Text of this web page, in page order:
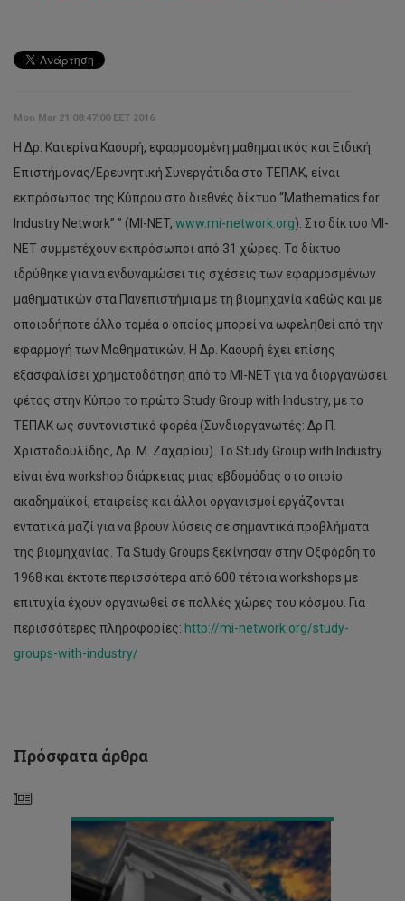
Mon Mar 21 08:47:00 EET 2016
Η Δρ. Κατερίνα Καουρή, εφαρμοσμένη μαθηματικός και Ειδική
Επιστήμονας/Ερευνητική Συνεργάτιδα στο ΤΕΠΑΚ, είναι
εκπρόσωπος της Κύπρου στο διεθνές δίκτυο “Mathematics for
Industry Network” ” (MI-NET, www.mi-network.org). Στο δίκτυο MI-
NET συμμετέχουν εκπρόσωποι από 31 χώρες. Το δίκτυο
ιδρύθηκε για να ενδυναμώσει τις σχέσεις των εφαρμοσμένων
μαθηματικών στα Πανεπιστήμια με τη βιομηχανία καθώς και με
οποιοδήποτε άλλο τομέα ο οποίος μπορεί να ωφεληθεί από την
εφαρμογή των Μαθηματικών. Η Δρ. Καουρή έχει επίσης
εξασφαλίσει χρηματοδότηση από το ΜΙ-ΝΕΤ για να διοργανώσει
φέτος στην Κύπρο το πρώτο Study Group with Industry, με το
ΤΕΠΑΚ ως συντονιστικό φορέα (Συνδιοργανωτές: Δρ Π.
Χριστοδουλίδης, Δρ. Μ. Ζαχαρίου). Το Study Group with Industry
είναι ένα workshop διάρκειας μιας εβδομάδας στο οποίο
ακαδημαϊκοί, εταιρείες και άλλοι οργανισμοί εργάζονται
εντατικά μαζί για να βρουν λύσεις σε σημαντικά προβλήματα
της βιομηχανίας. Τα Study Groups ξεκίνησαν στην Οξφόρδη το
1968 και έκτοτε περισσότερα από 600 τέτοια workshops με
επιτυχία έχουν οργανωθεί σε πολλές χώρες του κόσμου. Για
περισσότερες πληροφορίες: http://mi-network.org/study-
groups-with-industry/
Πρόσφατα άρθρα
‘Πράσινο’
φως
για
έργο
μεταξύ
και
Δήμου
Τρία
Βραβεία
στα
Environmental
Awards